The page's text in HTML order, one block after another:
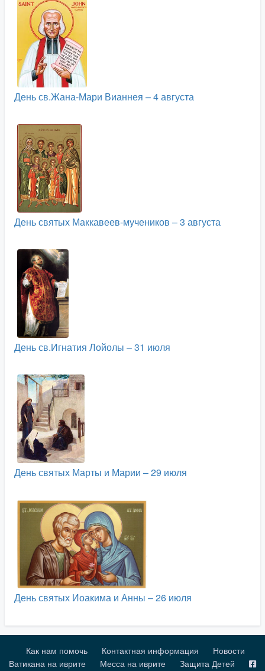
День св.Жана-Мари Вианнея – 4 августа
День святых Маккавеев-мучеников – 3 августа
День св.Игнатия Лойолы – 31 июля
День святых Марты и Марии – 29 июля
День святых Иоакима и Анны – 26 июля
Как нам помочь Контактная информация
Новости
Ватикана на иврите
Месса на иврите Защита Детей